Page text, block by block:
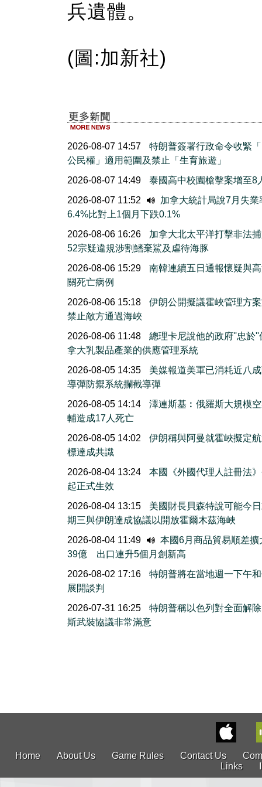
兵遺體。
(圖:加新社)
2026-08-07 14:57
特朗普簽署行政命令收緊
公民權」適用範圍及禁止「生育旅遊」
2026-08-07 14:49
泰國高中校園槍擊案增至8
2026-08-07 11:52
加拿大統計局說7月失業
6.4%比對上1個月下跌0.1%
2026-08-06 16:26
加拿大北太平洋打擊非法
52宗疑違規涉割鰭棄鯊及虐待海豚
2026-08-06 15:29
南韓連續五日通報懷疑與
關死亡病例
2026-08-06 15:18
伊朗公開擬議霍峽管理方
禁止敵方通過海峽
2026-08-06 11:48
總理卡尼說他的政府''忠於''
拿大乳製品產業的供應管理系統
2026-08-05 14:35
美媒報道美軍已消耗近八
導彈防禦系統攔截導彈
2026-08-05 14:14
澤連斯基︰俄羅斯大規模
輔造成17人死亡
2026-08-05 14:02
伊朗稱與阿曼就霍峽擬定
標達成共識
2026-08-04 13:24
本國《外國代理人註冊法
起正式生效
2026-08-04 13:15
美國財長貝森特說可能今
期三與伊朗達成協議以開放霍爾木茲海峽
2026-08-04 11:49
本國6月商品貿易順差擴
39億 出口連升5個月創新高
2026-08-02 17:16
特朗普將在當地週一下午
展開談判
2026-07-31 16:25
特朗普稱以色列對全面解
斯武裝協議非常滿意
Home About Us Game Rules Contact Us
Links